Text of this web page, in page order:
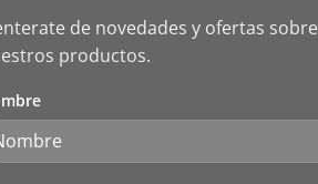
de novedades y ofertas sobre
productos.